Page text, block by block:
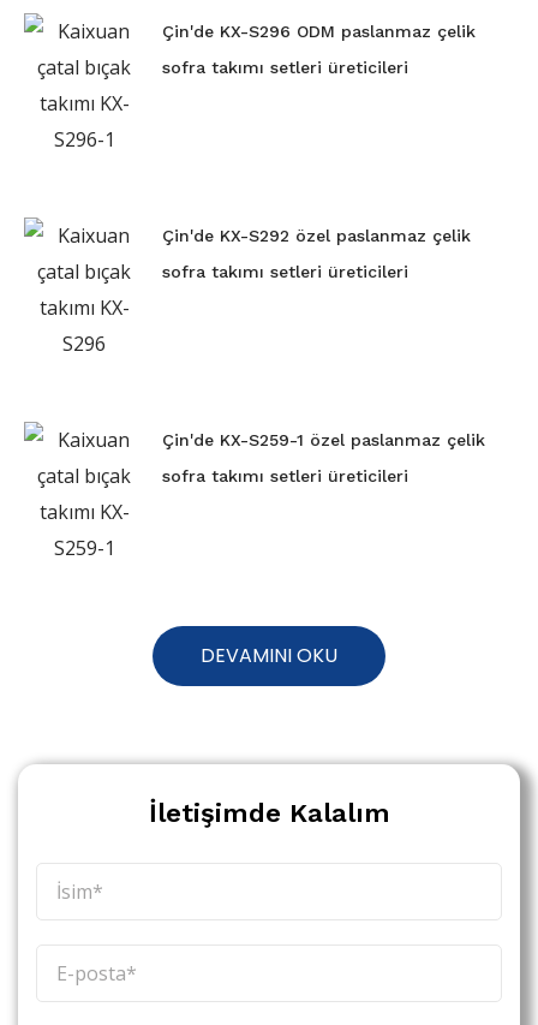
Çin'de KX-S296 ODM paslanmaz çelik
sofra takımı setleri üreticileri
Çin'de KX-S292 özel paslanmaz çelik
sofra takımı setleri üreticileri
Çin'de KX-S259-1 özel paslanmaz çelik
sofra takımı setleri üreticileri
DEVAMINI OKU
İletişimde Kalalım